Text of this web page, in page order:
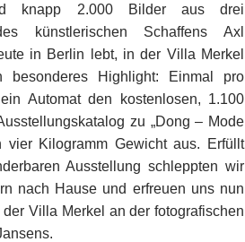
knapp 2.000 Bilder aus drei
künstlerischen Schaffens Axl
in Berlin lebt, in der Villa Merkel
besonderes Highlight: Einmal pro
Automat den kostenlosen, 1.100
zu „Dong – Mode
vier Kilogramm Gewicht aus. Erfüllt
Ausstellung schleppten wir
nach Hause und erfreuen uns nun
Villa Merkel an der fotografischen